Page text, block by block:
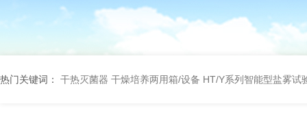
热门关键词： 干热灭菌器 干燥培养两用箱/设备 HT/Y系列智能型盐雾试